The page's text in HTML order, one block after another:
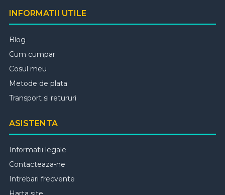
INFORMATII UTILE
Blog
Cum cumpar
Cosul meu
Metode de plata
Transport si retururi
ASISTENTA
Informatii legale
Contacteaza-ne
Intrebari frecvente